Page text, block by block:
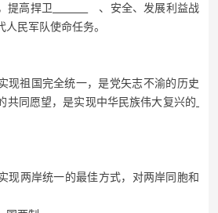
提高捍卫
、安全、发展利益战
民军队使命任务。
祖国完全统一，是党矢志不渝的历史
共同愿望，是实现中华民族伟大复兴的
现两岸统一的最佳方式，对两岸同胞和